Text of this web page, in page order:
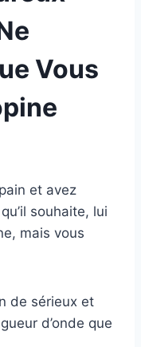
Vous
et avez
souhaite, lui
mais vous
de sérieux et
d’onde que